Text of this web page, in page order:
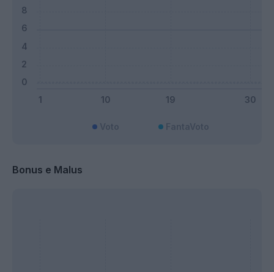
Bonus e Malus